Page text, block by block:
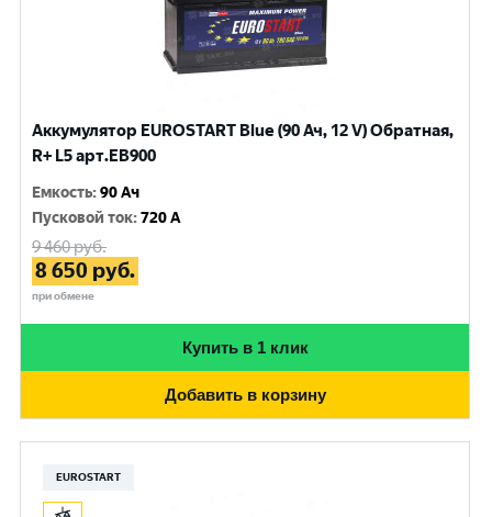
Аккумулятор EUROSTART Blue (90 Ач, 12 V) Обратная,
R+ L5 арт.EB900
Емкость:90 Ач
Пусковой ток:720 A
9 460руб.
8 650 руб.
при обмене
Купить в 1 клик
Добавить в корзину
EUROSTART